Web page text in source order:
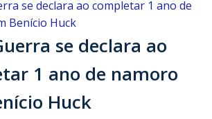
se declara ao
1 ano de namoro
Huck